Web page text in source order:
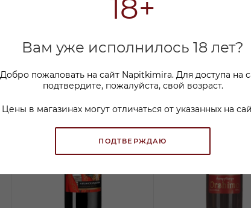
18+
Вам уже исполнилось 18 лет?
Добро пожаловать на сайт Napitkimira. Для доступа на
подтвердите, пожалуйста, свой возраст.
Цены в магазинах могут отличаться от указанных на
ПОДТВЕРЖДАЮ